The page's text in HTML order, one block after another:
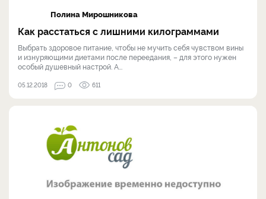
Полина Мирошникова
Как расстаться с лишними килограммами
Выбрать здоровое питание, чтобы не мучить себя чувством вины
и изнуряющими диетами после переедания, – для этого нужен
особый душевный настрой. А...
05.12.2018 0 611